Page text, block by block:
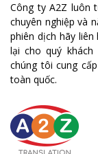
Công ty A2Z luôn
chuyên nghiệp và
phiên dịch hãy
lại cho quý
chúng tôi cung cấp
toàn quốc.